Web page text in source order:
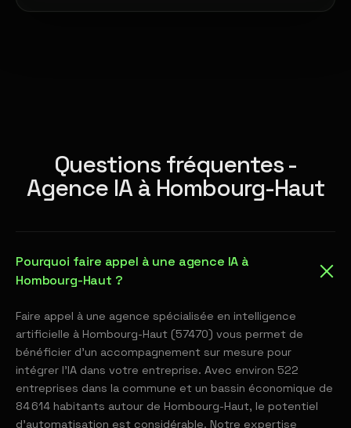
Questions fréquentes -
Agence IA à Hombourg-Haut
Pourquoi faire appel à une agence IA à
Hombourg-Haut ?
Faire appel à une agence spécialisée en intelligence
artificielle à Hombourg-Haut (57470) vous permet de
bénéficier d'un accompagnement sur mesure pour
intégrer l'IA dans votre entreprise. Avec environ 522
entreprises dans la commune et un bassin économique de
84 614 habitants autour de Hombourg-Haut, le potentiel
d'automatisation est considérable. Notre expertise